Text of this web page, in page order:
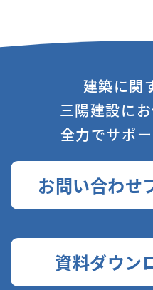
建築に関
三陽建設に
全力でサポー
お問い合わせ
資料ダウン